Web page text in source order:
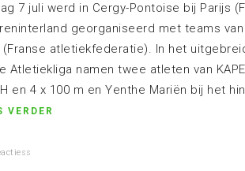
7 juli werd in Cergy-Pontoise bij Parijs
georganiseerd met teams van
(Franse atletiekfederatie). In het
Atletiekliga namen twee atleten van
en 4 x 100 m en Yenthe Mariën bij het
VERDER